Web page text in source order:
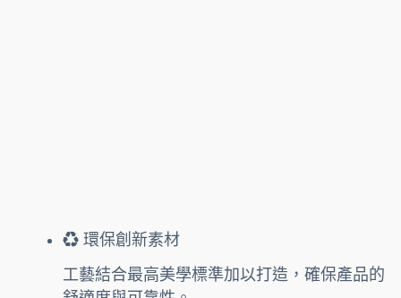
♻️ 環保創新素材
工藝結合最高美學標準加以打造，確保產品的